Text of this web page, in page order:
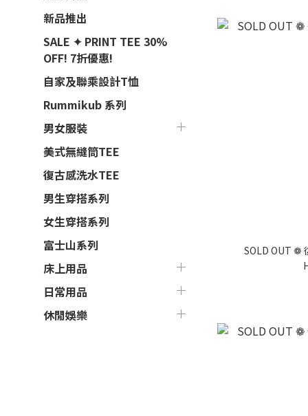
新品推出
SALE ✦ PRINT TEE 30%
OFF! 7折優惠!
自家及聯乘設計T恤
Rummikub 系列
男女服裝
美式無縫筒TEE
復古感洗水TEE
男生穿搭系列
女生穿搭系列
富士山系列
床上用品
日常用品
休閒娛樂
SOLD OUT ❁